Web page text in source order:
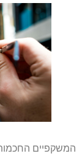
המשקפיים